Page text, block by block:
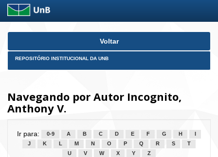
Skip
Voltar
REPOSITÓRIO INSTITUCIONAL DA UNB
Navegando por Autor Incognito,
Anthony V.
Ir para: 0-9 A B C D E F G H
J
K L M N O P Q R S
T
U
V W X Y Z